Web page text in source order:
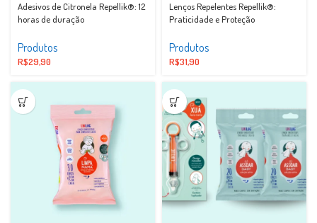
Adesivos de Citronela Repellik®: 12
horas de duração
Produtos
R$29,90
Lenços Repelentes Repellik®:
Praticidade e Proteção
Produtos
R$31,90